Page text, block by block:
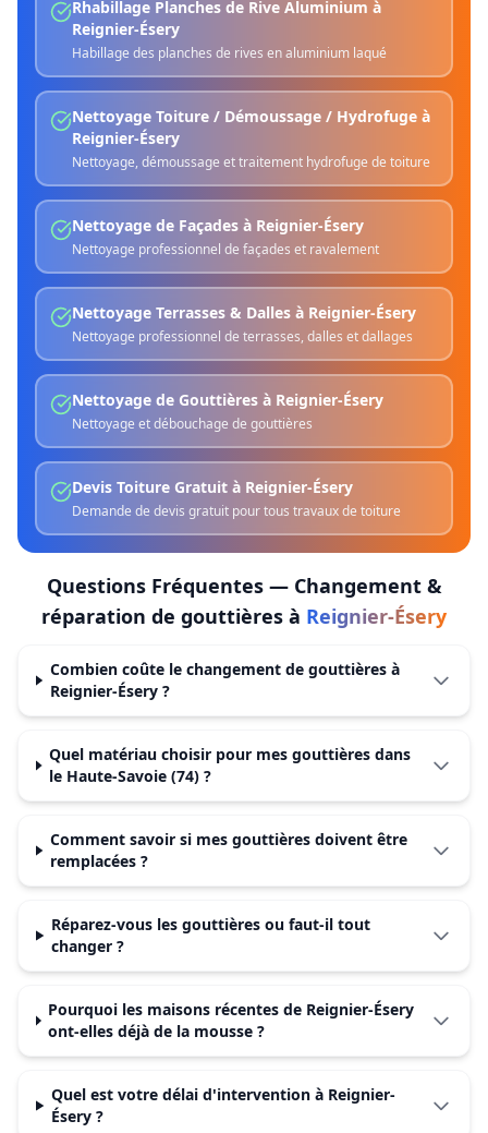
Rhabillage Planches de Rive Aluminium à
Reignier-Ésery
Habillage des planches de rives en aluminium laqué
Nettoyage Toiture / Démoussage / Hydrofuge à
Reignier-Ésery
Nettoyage, démoussage et traitement hydrofuge de toiture
Nettoyage de Façades à Reignier-Ésery
Nettoyage professionnel de façades et ravalement
Nettoyage Terrasses & Dalles à Reignier-Ésery
Nettoyage professionnel de terrasses, dalles et dallages
Nettoyage de Gouttières à Reignier-Ésery
Nettoyage et débouchage de gouttières
Devis Toiture Gratuit à Reignier-Ésery
Demande de devis gratuit pour tous travaux de toiture
Questions Fréquentes — Changement &
réparation de gouttières à Reignier-Ésery
Combien coûte le changement de gouttières à
Reignier-Ésery ?
Quel matériau choisir pour mes gouttières dans
le Haute-Savoie (74) ?
Comment savoir si mes gouttières doivent être
remplacées ?
Réparez-vous les gouttières ou faut-il tout
changer ?
Pourquoi les maisons récentes de Reignier-Ésery
ont-elles déjà de la mousse ?
Quel est votre délai d'intervention à Reignier-
Ésery ?